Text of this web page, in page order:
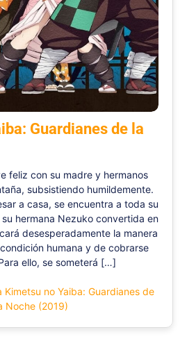
Guardianes de la
feliz con su madre y hermanos
subsistiendo humildemente.
a casa, se encuentra a toda su
hermana Nezuko convertida en
desesperadamente la manera
humana y de cobrarse
ello, se someterá […]
no Yaiba: Guardianes de
Noche (2019)